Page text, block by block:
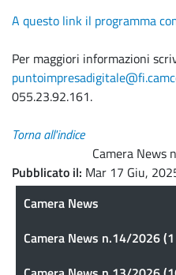
A questo link il programma
Per maggiori informazioni
055.23.92.161.
Torna all'indice
Camera News
Pubblicato il Mar 17 Giu,
Camera News
Camera News
Camera News n.14/2026